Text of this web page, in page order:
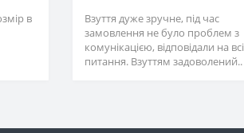
в
Взуття дуже зручне, під час
замовлення не було проблем з
комунікацією, відповідали на всі
питання. Взуттям задоволений..